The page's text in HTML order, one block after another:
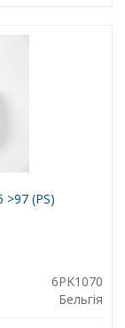
>97 (PS)
6PK1070
Бельгія